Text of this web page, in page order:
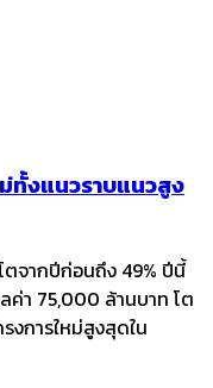
ทั้งแนวราบแนวสูง
ตจากปีก่อนถึง 49% ปีนี้
ค่า 75,000 ล้านบาท โต
งการใหม่สูงสุดใน